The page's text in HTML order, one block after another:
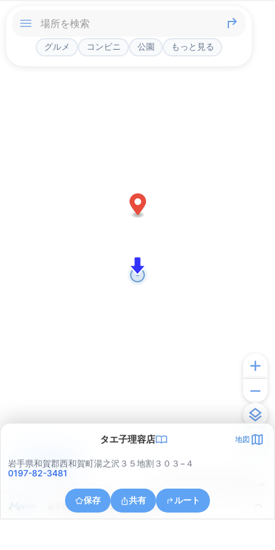
グルメ コンビニ 公園 もっと見る
タエ子理容店 地図
岩手県和賀郡西和賀町湯之沢３５地割３０３−４
0197-82-3481
保存 共有 ルート
岩手県和賀郡西和賀町大沓３６地割
アプリで見る